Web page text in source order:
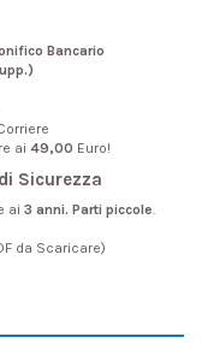
Bancario
ai 49,00 Euro!
Sicurezza
ai 3 anni. Parti piccole
da Scaricare)